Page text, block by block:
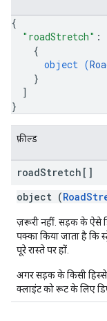
{
"roadStretch" :
{
object (
}
]
}
फ़ील्ड
roadStretch[]
object (
ज़रूरी नहीं. सड़क के ऐसे
पक्का किया जाता है कि
पूरे रास्ते पर हों.
अगर सड़क के किसी हिस्से
क्लाइंट को रूट के लिए